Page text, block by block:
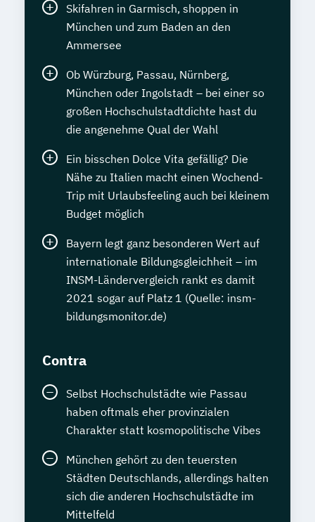
Skifahren in Garmisch, shoppen in
München und zum Baden an den
Ammersee
Ob Würzburg, Passau, Nürnberg,
München oder Ingolstadt – bei einer so
großen Hochschulstadtdichte hast du
die angenehme Qual der Wahl
Ein bisschen Dolce Vita gefällig? Die
Nähe zu Italien macht einen Wochend-
Trip mit Urlaubsfeeling auch bei kleinem
Budget möglich
Bayern legt ganz besonderen Wert auf
internationale Bildungsgleichheit – im
INSM-Ländervergleich rankt es damit
2021 sogar auf Platz 1 (Quelle: insm-
bildungsmonitor.de)
Contra
Selbst Hochschulstädte wie Passau
haben oftmals eher provinzialen
Charakter statt kosmopolitische Vibes
München gehört zu den teuersten
Städten Deutschlands, allerdings halten
sich die anderen Hochschulstädte im
Mittelfeld